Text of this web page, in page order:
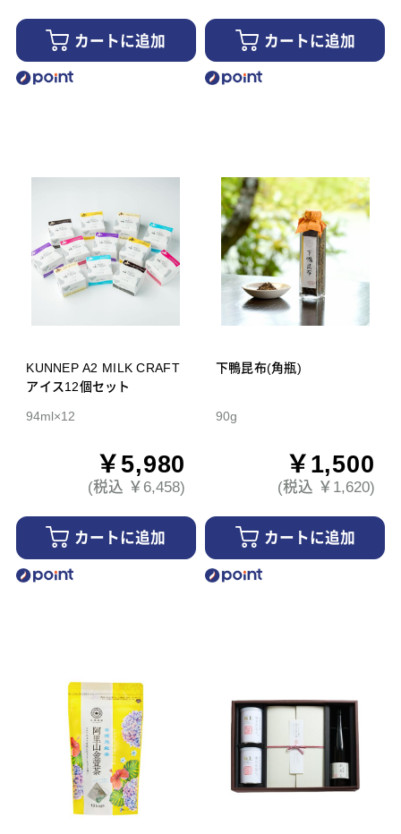
カートに追加 カートに追加
KUNNEP A2 MILK CRAFT
アイス12個セット
94ml×12
￥5,980
(税込 ￥6,458)
カートに追加
下鴨昆布(角瓶)
90g
￥1,500
(税込 ￥1,620)
カートに追加